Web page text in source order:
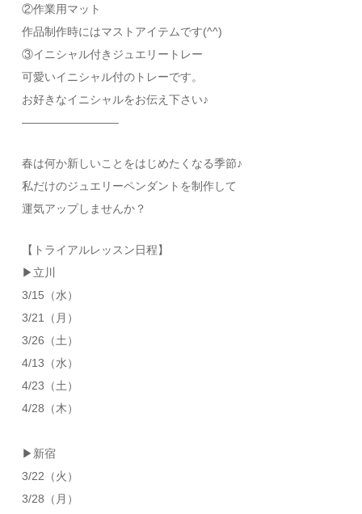
②作業用マット
作品制作時にはマストアイテムです(^^)
③イニシャル付きジュエリートレー
可愛いイニシャル付のトレーです。
お好きなイニシャルをお伝え下さい♪
————————–
春は何か新しいことをはじめたくなる季節♪
私だけのジュエリーペンダントを制作して
運気アップしませんか？
【トライアルレッスン日程】
▶立川
3/15（水）
3/21（月）
3/26（土）
4/13（水）
4/23（土）
4/28（木）
▶新宿
3/22（火）
3/28（月）